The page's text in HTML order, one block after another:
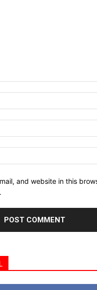
and website in this